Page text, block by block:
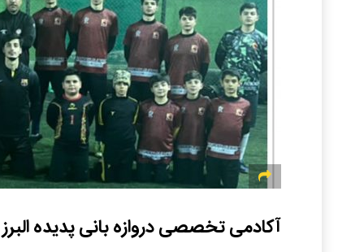
آکادمی تخصصی دروازه بانی پدیده البرز